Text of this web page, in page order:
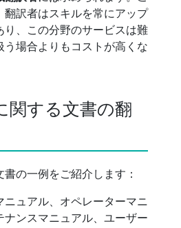
翻訳者はスキルを常にアップ
り、この分野のサービスは難
う場合よりもコストが高くな
関する文書の翻
の一例をご紹介します：
ニュアル、オペレーターマニ
ナンスマニュアル、ユーザー